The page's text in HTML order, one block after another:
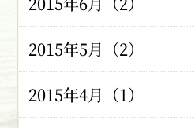
2015年5月（2）
2015年4月（1）